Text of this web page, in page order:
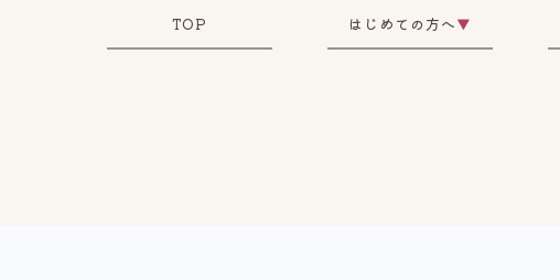
TOP はじめての方へ▼